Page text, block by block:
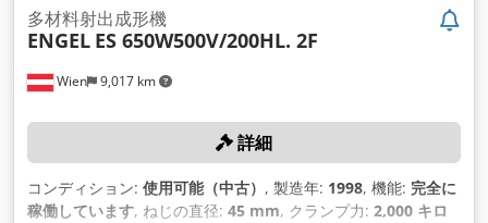
Wien 9,017 km
多材料射出成形機
ENGEL ES 650W500V/200HL. 2F
詳細
コンディション: 使用可能（中古） , 製造年: 1998, 機能: 完全に
稼働しています, ねじの直径: 45 mm, クランプ力: 2,000 キロ